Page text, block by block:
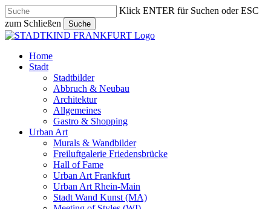
Skip
to
main
content
Klick ENTER für Suchen oder ESC
zum Schließen
Suche
Close
search
Menu
Home
Stadt
Stadtbilder
Abbruch & Neubau
Architektur
Allgemeines
Gastro & Shopping
Urban Art
Murals & Wandbilder
Freiluftgalerie Friedensbrücke
Hall of Fame
Urban Art Frankfurt
Urban Art Rhein-Main
Stadt Wand Kunst (MA)